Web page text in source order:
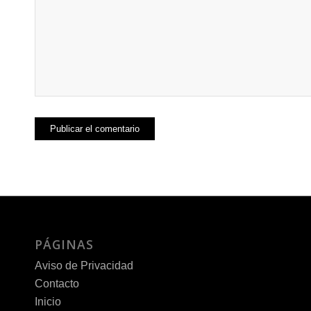
PÁGINAS
Aviso de Privacidad
Contacto
Inicio